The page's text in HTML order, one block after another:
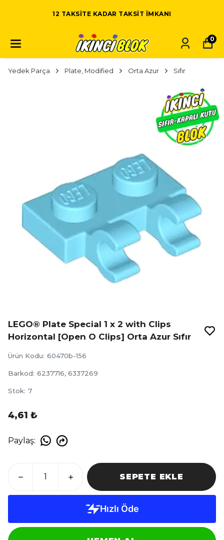
12 TAKSITE KADAR TAKSIT IMKANI
0
Yedek Parça Plate, Modified Orta Azur Sıfır
LEGO® Plate Special 1 x 2 with Clips
Horizontal [Open O Clips] Orta Azur Sıfır
Ürün Kodu: 60470b-156
Barkod: 6237716, 6337269
Stok: 7
4,61 ₺
Paylaş:
SEPETE EKLE